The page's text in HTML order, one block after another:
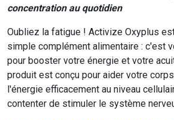
concentration au quotidien
Oubliez la fatigue ! Activize Oxyplus
simple complément alimentaire : c'est
pour booster votre énergie et votre
produit est conçu pour aider votre
l'énergie efficacement au niveau
contenter de stimuler le système